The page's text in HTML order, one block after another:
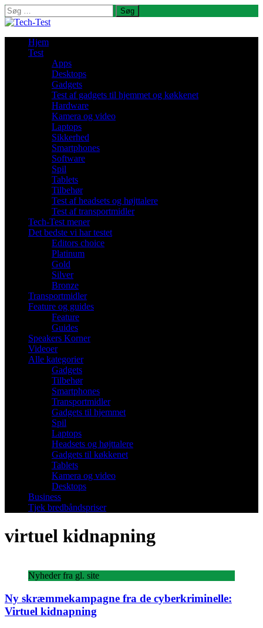
Søg
efter:
Hjem
Test
Apps
Desktops
Gadgets
Test af gadgets til hjemmet og køkkenet
Hardware
Kamera og video
Laptops
Sikkerhed
Smartphones
Software
Spil
Tablets
Tilbehør
Test af headsets og højttalere
Test af transportmidler
Tech-Test mener
Det bedste vi har testet
Editors choice
Platinum
Gold
Silver
Bronze
Transportmidler
Feature og guides
Feature
Guides
Speakers Korner
Videoer
Alle kategorier
Gadgets
Tilbehør
Smartphones
Transportmidler
Gadgets til hjemmet
Spil
Laptops
Headsets og højttalere
Gadgets til køkkenet
Tablets
Kamera og video
Desktops
Business
Tjek bredbåndspriser
virtuel kidnapning
Nyheder fra gl. site
Ny skræmmekampagne fra de cyberkriminelle:
Virtuel kidnapning